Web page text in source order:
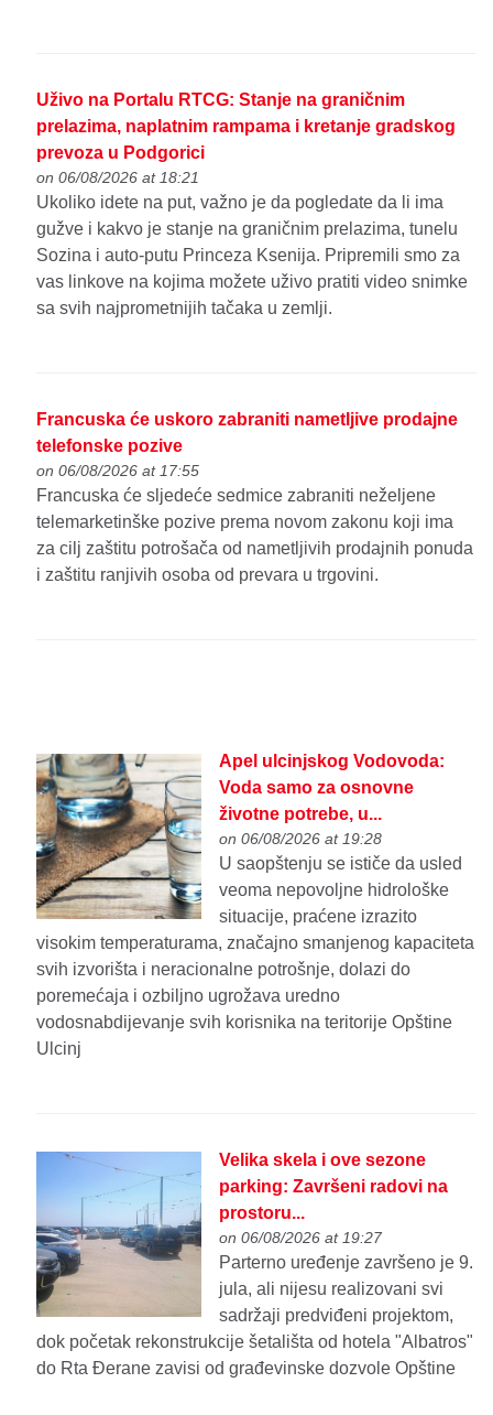
Uživo na Portalu RTCG: Stanje na graničnim
prelazima, naplatnim rampama i kretanje gradskog
prevoza u Podgorici
on 06/08/2026 at 18:21
Ukoliko idete na put, važno je da pogledate da li ima
gužve i kakvo je stanje na graničnim prelazima, tunelu
Sozina i auto-putu Princeza Ksenija. Pripremili smo za
vas linkove na kojima možete uživo pratiti video snimke
sa svih najprometnijih tačaka u zemlji.
Francuska će uskoro zabraniti nametljive prodajne
telefonske pozive
on 06/08/2026 at 17:55
Francuska će sljedeće sedmice zabraniti neželjene
telemarketinške pozive prema novom zakonu koji ima
za cilj zaštitu potrošača od nametljivih prodajnih ponuda
i zaštitu ranjivih osoba od prevara u trgovini.
Apel ulcinjskog Vodovoda:
Voda samo za osnovne
životne potrebe, u...
on 06/08/2026 at 19:28
U saopštenju se ističe da usled
veoma nepovoljne hidrološke
situacije, praćene izrazito
visokim temperaturama, značajno smanjenog kapaciteta
svih izvorišta i neracionalne potrošnje, dolazi do
poremećaja i ozbiljno ugrožava uredno
vodosnabdijevanje svih korisnika na teritorije Opštine
Ulcinj
Velika skela i ove sezone
parking: Završeni radovi na
prostoru...
on 06/08/2026 at 19:27
Parterno uređenje završeno je 9.
jula, ali nijesu realizovani svi
sadržaji predviđeni projektom,
dok početak rekonstrukcije šetališta od hotela "Albatros"
do Rta Đerane zavisi od građevinske dozvole Opštine